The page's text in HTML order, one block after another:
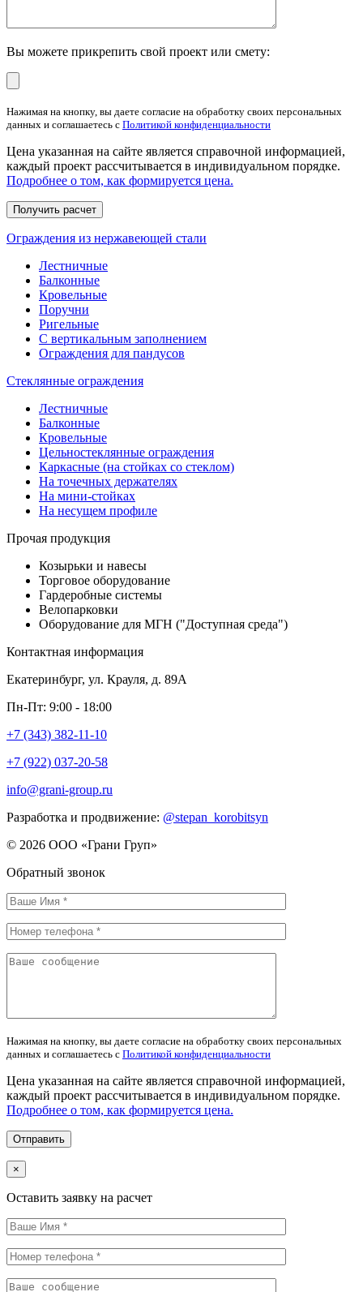
Вы можете прикрепить свой проект или смету:
Нажимая на кнопку, вы даете согласие на обработку своих персональных
данных и соглашаетесь с Политикой конфиденциальности
Цена указанная на сайте является справочной информацией,
каждый проект рассчитывается в индивидуальном порядке.
Подробнее о том, как формируется цена.
Ограждения из нержавеющей стали
Лестничные
Балконные
Кровельные
Поручни
Ригельные
С вертикальным заполнением
Ограждения для пандусов
Стеклянные ограждения
Лестничные
Балконные
Кровельные
Цельностеклянные ограждения
Каркасные (на стойках со стеклом)
На точечных держателях
На мини-стойках
На несущем профиле
Прочая продукция
Козырьки и навесы
Торговое оборудование
Гардеробные системы
Велопарковки
Оборудование для МГН ("Доступная среда")
Контактная информация
Екатеринбург, ул. Крауля, д. 89А
Пн-Пт: 9:00 - 18:00
+7 (343) 382-11-10
+7 (922) 037-20-58
info@grani-group.ru
Разработка и продвижение: @stepan_korobitsyn
© 2026 ООО «Грани Груп»
Обратный звонок
Нажимая на кнопку, вы даете согласие на обработку своих персональных
данных и соглашаетесь с Политикой конфиденциальности
Цена указанная на сайте является справочной информацией,
каждый проект рассчитывается в индивидуальном порядке.
Подробнее о том, как формируется цена.
×
Оставить заявку на расчет